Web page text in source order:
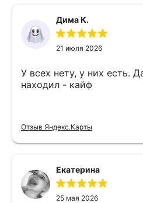
Дима К.
21 июля 2026
У всех нету, у них есть.
находил - кайф
Отзыв Яндекс.Карты
Екатерина
25 мая 2026